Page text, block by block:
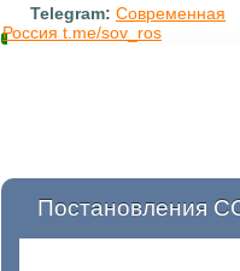
Telegram: Современная
Россия t.me/sov_ros
Постановления